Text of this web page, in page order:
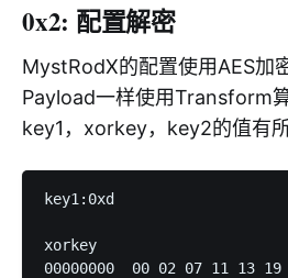
0x2: 配置解密
MystRodX的配置使用AES加
Payload一样使用Transform
key1，xorkey，key2的值有所
key1:0xd
xorkey
00000000  00 02 07 11